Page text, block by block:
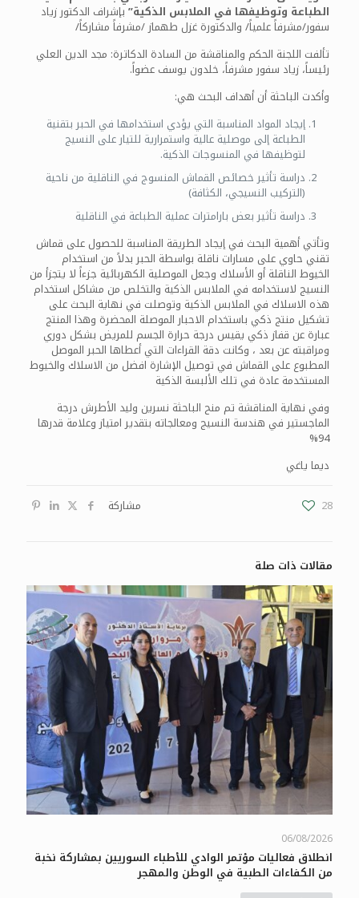
الطباعة وتوظيفها في الملابس الذكية”بإشراف الدكتور زياد
سفور/مشرفاً علمياً/ والدكتورة غزل طهماز /مشرفاً مشاركاً/
تألفت اللجنة الحكم والمناقشة من السادة الدكاترة: مجد الدين العلي
رئيساً، زياد سفور مشرفاً، خلدون يوسف عضواً.
وأكدت الباحثة أن أهداف البحث هي:
إيجاد المواد المناسبة التي يؤدي استخدامها في الحبر بتقنية
الطباعة إلى موصلية عالية واستمرارية للتيار على النسيج
لتوظيفها في المنسوجات الذكية.
دراسة تأثير خصائص القماش المنسوج في الناقلية من ناحية
(التركيب النسيجي، الكثافة)
دراسة تأثير بعض بارامترات عملية الطباعة في الناقلية
وتأتي أهمية البحث في إيجاد الطريقة المناسبة للحصول على قماش
تقني حاوي على مسارات ناقلة بواسطة الحبر بدلاً من استخدام
الخيوط الناقلة أو الأسلاك وجعل الموصلية الكهربائية جزءاً لا يتجزأ من
النسيج لاستخدامه في الملابس الذكية والتخلص من مشاكل استخدام
هذه الاسلاك في الملابس الذكية وتوصلت في نهاية البحث على
تشكيل منتج ذكي باستخدام الاحبار الموصلة المحضرة وهذا المنتج
عبارة عن قفاز ذكي يقيس درجة حرارة الجسم للمريض بشكل دوري
ومراقبته عن بعد ، وكانت دقة القراءات التي أعطاها الحبر الموصل
المطبوع على القماش في توصيل الإشارة افضل من الاسلاك والخيوط
المستخدمة عادة في تلك الألبسة الذكية
وفي نهاية المناقشة تم منح الباحثة نسرين وليد الأطرش درجة
الماجستير في هندسة النسيج ومعالجاته بتقدير امتياز وعلامة قدرها
94%
ديما ياغي
مشاركة
28
مقالات ذات صلة
06/08/2026
انطلاق فعاليات مؤتمر الوادي للأطباء السوريين بمشاركة نخبة
من الكفاءات الطبية في الوطن والمهجر